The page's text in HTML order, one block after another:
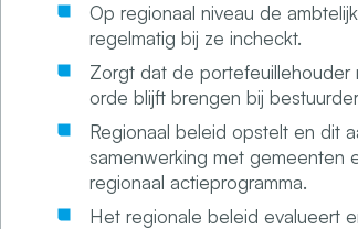
Op regionaal niveau de
regelmatig bij ze incheckt.
Zorgt dat de portefeuillehouder
orde blijft brengen bij
Regionaal beleid opstelt en dit
samenwerking met gemeenten
regionaal actieprogramma.
Het regionale beleid evalueert